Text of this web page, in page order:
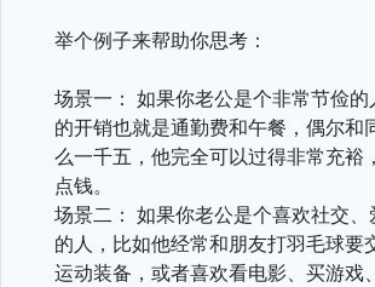
举个例子来帮助你思考：
场景一： 如果你老公是个非常节俭
的开销也就是通勤费和午餐，偶尔和
么一千五，他完全可以过得非常充裕
点钱。
场景二： 如果你老公是个喜欢社交、
的人，比如他经常和朋友打羽毛球要
运动装备，或者喜欢看电影、买游戏